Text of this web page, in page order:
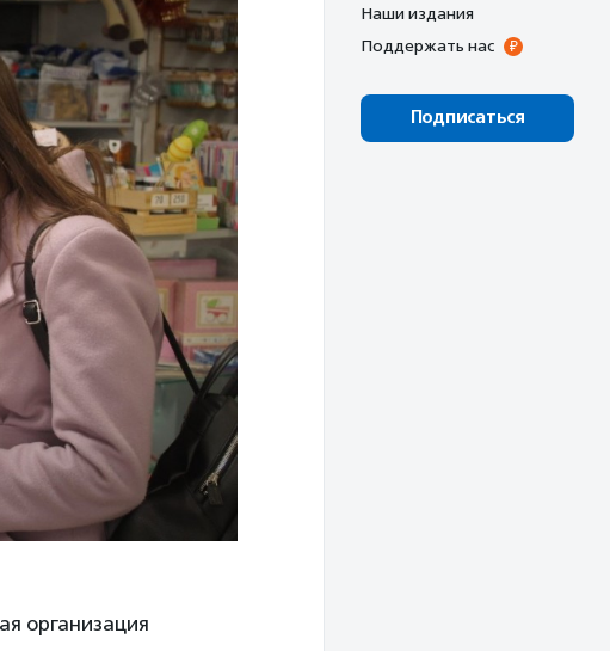
организация
Наши издания
Поддержать нас
Подписаться